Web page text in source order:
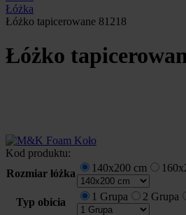
Łóżka
Łóżko tapicerowane 81218
Łóżko
Kod produktu:
Rozmiar łóżka
140x200 cm
Typ obicia 1 Grupa 2 Grupa